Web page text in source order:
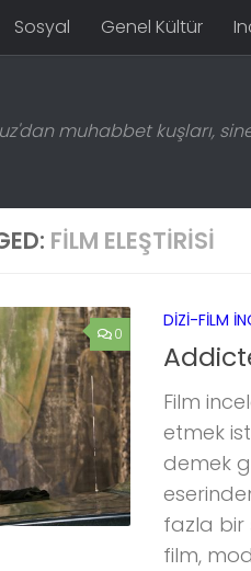
Sosyal Genel Kültür
muhabbet kuşları,
FILM ELEŞTIRISI
0
DIZI-FILM
Film
etmek
demek
fazla bir
film,